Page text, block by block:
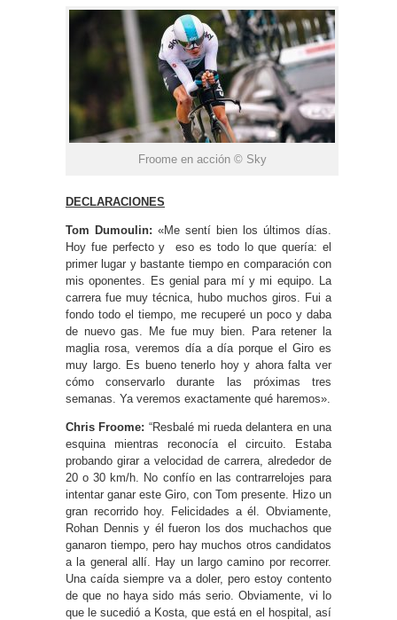
Froome en acción © Sky
DECLARACIONES
Tom Dumoulin: «Me sentí bien los últimos días.
Hoy fue perfecto y eso es todo lo que quería: el
primer lugar y bastante tiempo en comparación con
mis oponentes. Es genial para mí y mi equipo. La
carrera fue muy técnica, hubo muchos giros.
Fui a
fondo todo el tiempo, me recuperé un poco y daba
de nuevo gas.
Me fue muy bien.
Para retener la
maglia rosa, veremos día a día porque el Giro es
muy largo.
Es bueno tenerlo hoy y ahora falta ver
cómo conservarlo durante las próximas tres
semanas. Ya veremos exactamente qué haremos».
Chris Froome: “Resbalé mi rueda delantera en una
esquina mientras reconocía el circuito. Estaba
probando girar a velocidad de carrera, alrededor de
20 o 30 km/h. No confío en las contrarrelojes para
intentar ganar este Giro, con Tom presente. Hizo un
gran recorrido hoy. Felicidades a él. Obviamente,
Rohan Dennis y él fueron los dos muchachos que
ganaron tiempo, pero hay muchos otros candidatos
a la general allí. Hay un largo camino por recorrer.
Una caída siempre va a doler, pero estoy contento
de que no haya sido más serio. Obviamente, vi lo
que le sucedió a Kosta, que está en el hospital, así